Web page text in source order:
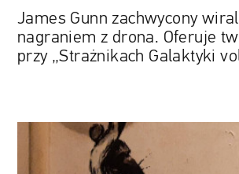
vol.
3”
James Gunn zachwycony
nagraniem z drona. Oferuje
przy „Strażnikach Galaktyki